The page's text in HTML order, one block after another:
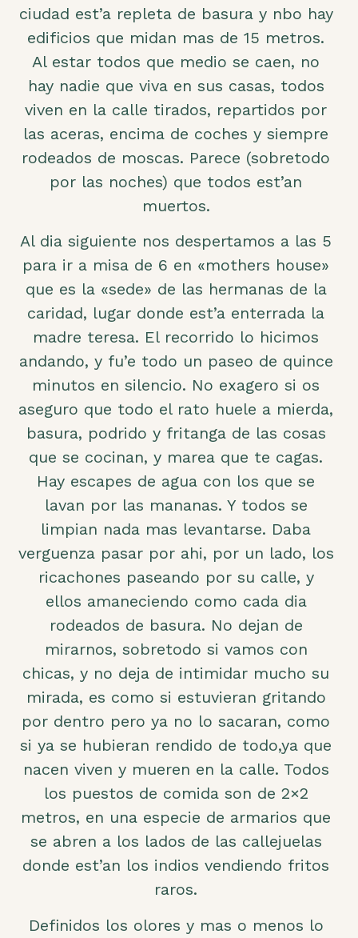
ciudad est’a repleta de basura y nbo hay
edificios que midan mas de 15 metros.
Al estar todos que medio se caen, no
hay nadie que viva en sus casas, todos
viven en la calle tirados, repartidos por
las aceras, encima de coches y siempre
rodeados de moscas. Parece (sobretodo
por las noches) que todos est’an
muertos.
Al dia siguiente nos despertamos a las 5
para ir a misa de 6 en «mothers house»
que es la «sede» de las hermanas de la
caridad, lugar donde est’a enterrada la
madre teresa. El recorrido lo hicimos
andando, y fu’e todo un paseo de quince
minutos en silencio. No exagero si os
aseguro que todo el rato huele a mierda,
basura, podrido y fritanga de las cosas
que se cocinan, y marea que te cagas.
Hay escapes de agua con los que se
lavan por las mananas. Y todos se
limpian nada mas levantarse. Daba
verguenza pasar por ahi, por un lado, los
ricachones paseando por su calle, y
ellos amaneciendo como cada dia
rodeados de basura. No dejan de
mirarnos, sobretodo si vamos con
chicas, y no deja de intimidar mucho su
mirada, es como si estuvieran gritando
por dentro pero ya no lo sacaran, como
si ya se hubieran rendido de todo,ya que
nacen viven y mueren en la calle. Todos
los puestos de comida son de 2×2
metros, en una especie de armarios que
se abren a los lados de las callejuelas
donde est’an los indios vendiendo fritos
raros.
Definidos los olores y mas o menos lo